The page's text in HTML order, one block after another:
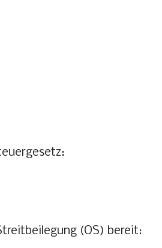
(OS) bereit: